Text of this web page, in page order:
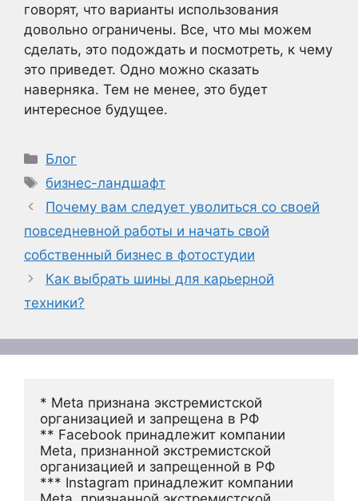
говорят, что варианты использования
довольно ограничены. Все, что мы можем
сделать, это подождать и посмотреть, к чему
это приведет. Одно можно сказать
наверняка. Тем не менее, это будет
интересное будущее.
Рубрики
Блог
Метки
бизнес-ландшафт
Почему вам следует уволиться со своей
повседневной работы и начать свой
собственный бизнес в фотостудии
Как выбрать шины для карьерной
техники?
* Meta признана экстремистской
организацией и запрещена в РФ
** Facebook принадлежит компании
Meta, признанной экстремистской
организацией и запрещенной в РФ
*** Instagram принадлежит компании